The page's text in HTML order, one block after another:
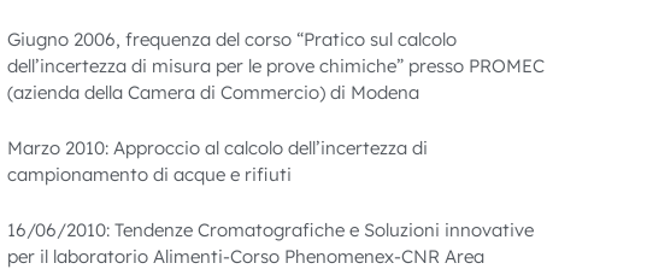
Giugno 2006, frequenza del corso “Pratico sul calcolo
dell’incertezza di misura per le prove chimiche” presso PROMEC
(azienda della Camera di Commercio) di Modena
Marzo 2010: Approccio al calcolo dell’incertezza di
campionamento di acque e rifiuti
16/06/2010: Tendenze Cromatografiche e Soluzioni innovative
per il laboratorio Alimenti-Corso Phenomenex-CNR Area